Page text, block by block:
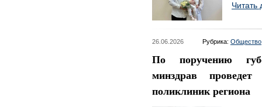
Читать
26.06.2026 Рубрика: Общество
По поручению
минздрав проведет
поликлиник региона